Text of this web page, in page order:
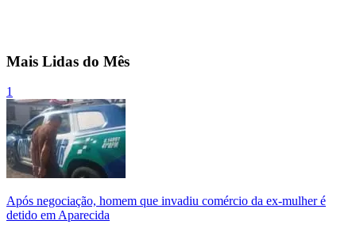
Mais Lidas do Mês
1
Após negociação, homem que invadiu comércio da ex-mulher é
detido em Aparecida